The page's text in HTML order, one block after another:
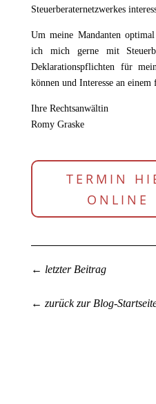
Steuerberaternetzwerkes
Um meine Mandanten
ich mich gerne mit
Deklarationspflichten für
können und Interesse an einem
Ihre Rechtsanwältin
Romy Graske
TERMIN
ONLINE
← letzter Beitrag
← zurück zur Blog-